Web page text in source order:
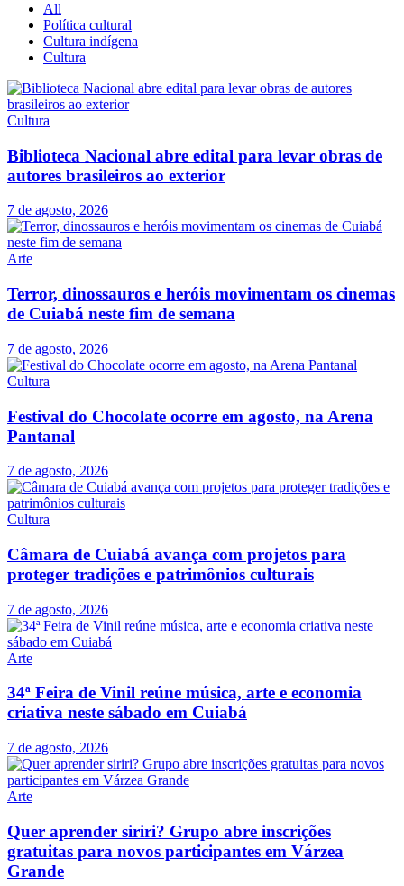
All
Política cultural
Cultura indígena
Cultura
Cultura
Biblioteca Nacional abre edital para levar obras de
autores brasileiros ao exterior
7 de agosto, 2026
Arte
Terror, dinossauros e heróis movimentam os cinemas
de Cuiabá neste fim de semana
7 de agosto, 2026
Cultura
Festival do Chocolate ocorre em agosto, na Arena
Pantanal
7 de agosto, 2026
Cultura
Câmara de Cuiabá avança com projetos para
proteger tradições e patrimônios culturais
7 de agosto, 2026
Arte
34ª Feira de Vinil reúne música, arte e economia
criativa neste sábado em Cuiabá
7 de agosto, 2026
Arte
Quer aprender siriri? Grupo abre inscrições
gratuitas para novos participantes em Várzea
Grande